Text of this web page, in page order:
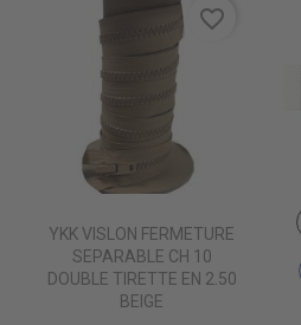
YKK VISLON FERMETURE
SEPARABLE CH 10
DOUBLE TIRETTE EN 2.50
BEIGE
favorite_border